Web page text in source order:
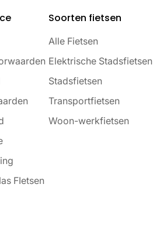
FIetsen
Soorten fietsen
Alle Fietsen
Elektrische Stadsfietsen
Stadsfietsen
Transportfietsen
Woon-werkfietsen